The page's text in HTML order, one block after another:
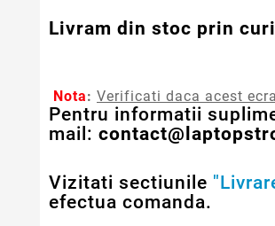
Livram din stoc prin
Nota: Verificati daca acest
Pentru informatii
mail:
Vizitati sectiunile
efectua comanda.